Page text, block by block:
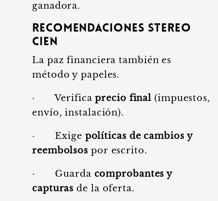
ganadora.
Recomendaciones Stereo
Cien
La paz financiera también es
método y papeles.
· Verificaprecio final (impuestos,
envío, instalación).
· Exige políticas de cambios y
reembolsos por escrito.
· Guarda comprobantes y
capturas de la oferta.